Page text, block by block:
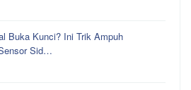
Buka Kunci? Ini Trik Ampuh
Sid…